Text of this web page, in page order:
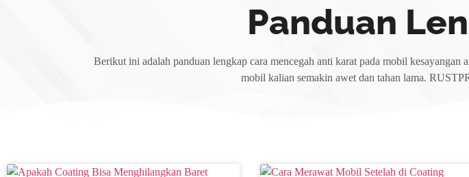
Panduan
Berikut ini adalah panduan lengkap cara mencegah anti karat pada mobil
mobil kalian semakin awet dan tahan lama.